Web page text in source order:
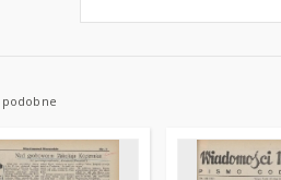
podobne